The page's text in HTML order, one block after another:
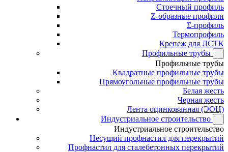
Стоечный профиль
Z-образные профили
Σ-профиль
Термопрофиль
Крепеж для ЛСТК
Профильные трубы
Профильные трубы
Квадратные профильные трубы
Прямоугольные профильные трубы
Белая жесть
Черная жесть
Лента оцинкованная (ЭОЦ)
Индустриальное строительство
Индустриальное строительство
Несущий профнастил для перекрытий
Профнастил для сталебетонных перекрытий